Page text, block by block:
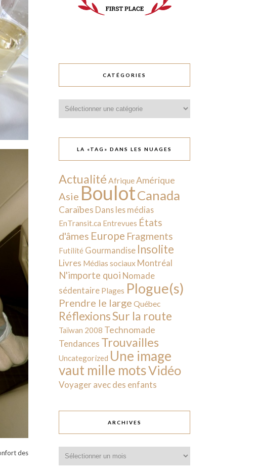
des
CATÉGORIES
LA «TAG» DANS LES NUAGES
Actualité AfriqueAmérique
Asie BoulotCanada
Caraïbes Dans les médias
EnTransit.ca Entrevues États
d'âmes Europe Fragments
Futilité Gourmandise Insolite
Livres Médias sociaux Montréal
N'importe quoi Nomade
sédentaire Plages Plogue(s)
Prendre le large Québec
RéflexionsSur la route
Taïwan 2008 Technomade
Tendances Trouvailles
Uncategorized Une image
vaut mille motsVidéo
Voyager avec des enfants
ARCHIVES